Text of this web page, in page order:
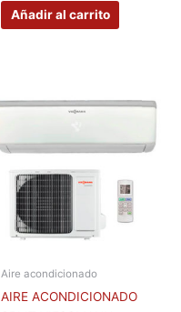
Añadir al carrito
Aire acondicionado
AIRE ACONDICIONADO